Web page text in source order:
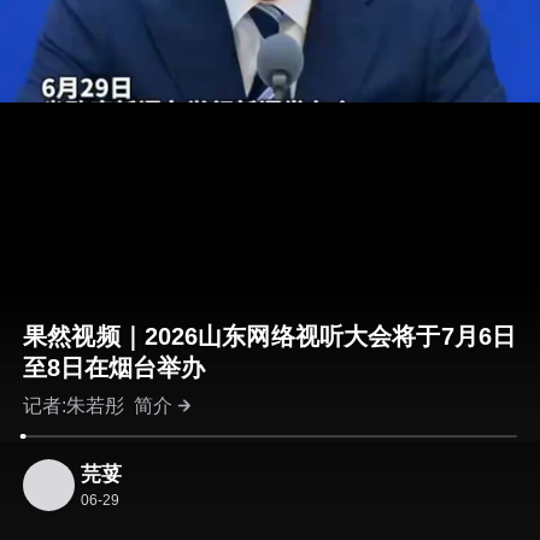
果然视频｜2026山东网络视听大会将于7月6日
至8日在烟台举办
记者:朱若彤简介
芫荽
06-29